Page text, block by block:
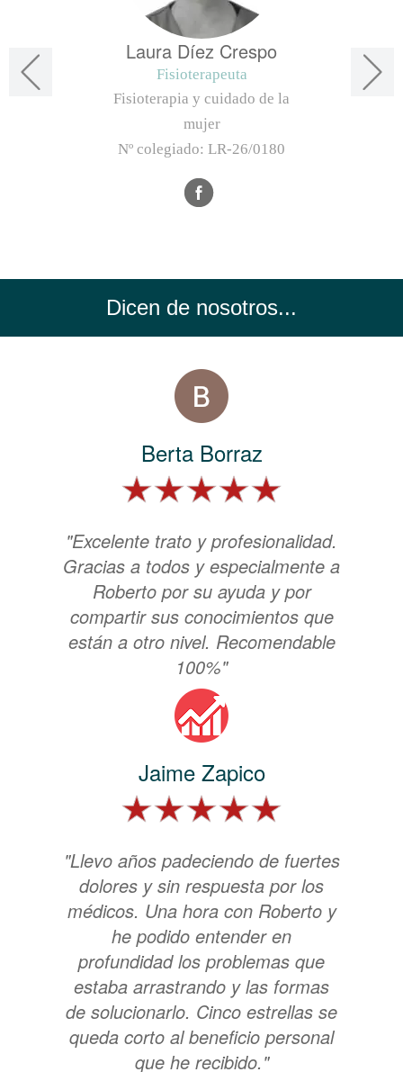
Laura Díez Crespo
Fisioterapeuta
Fisioterapia y cuidado de la
mujer
Nº colegiado: LR-26/0180
Dicen de nosotros...
Berta Borraz
"Excelente trato y profesionalidad.
Gracias a todos y especialmente a
Roberto por su ayuda y por
compartir sus conocimientos que
están a otro nivel. Recomendable
100%"
Jaime Zapico
"Llevo años padeciendo de fuertes
dolores y sin respuesta por los
médicos. Una hora con Roberto y
he podido entender en
profundidad los problemas que
estaba arrastrando y las formas
de solucionarlo. Cinco estrellas se
queda corto al beneficio personal
que he recibido."